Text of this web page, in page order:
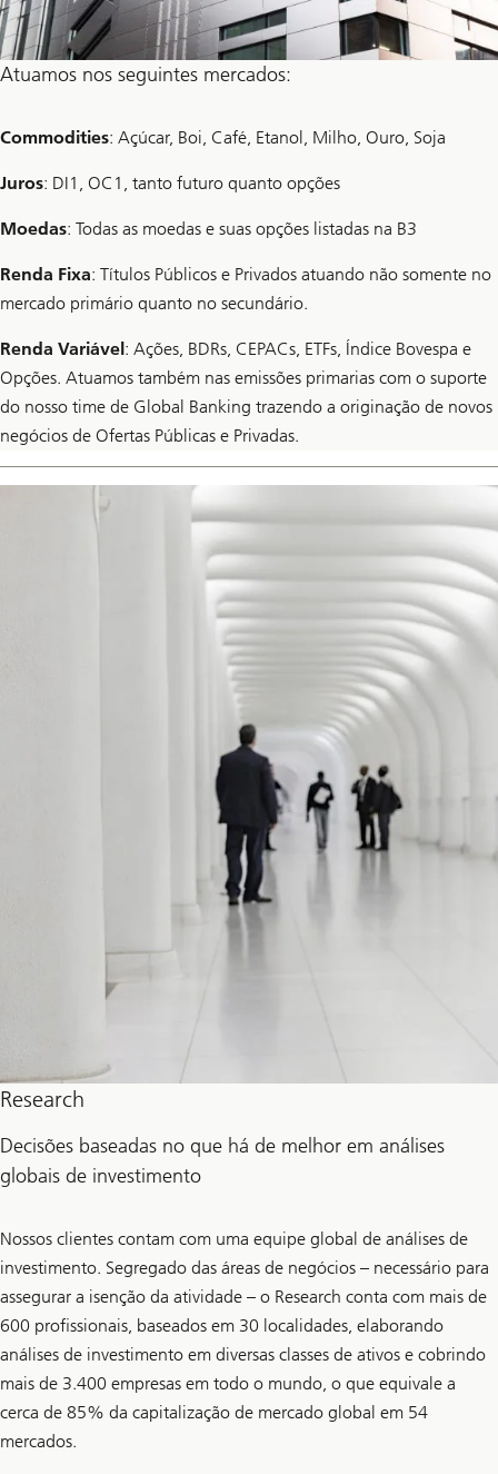
Atuamos nos seguintes mercados:
Commodities: Açúcar, Boi, Café, Etanol, Milho, Ouro, Soja
Juros: DI1, OC1, tanto futuro quanto opções
Moedas: Todas as moedas e suas opções listadas na B3
Renda Fixa: Títulos Públicos e Privados atuando não somente no
mercado primário quanto no secundário.
Renda Variável : Ações, BDRs, CEPACs, ETFs, Índice Bovespa e
Opções. Atuamos também nas emissões primarias com o suporte
do nosso time de Global Banking trazendo a originação de novos
negócios de Ofertas Públicas e Privadas.
Research
Decisões baseadas no que há de melhor em análises
globais de investimento
Nossos clientes contam com uma equipe global de análises de
investimento. Segregado das áreas de negócios – necessário para
assegurar a isenção da atividade – o Research conta com mais de
600 profissionais, baseados em 30 localidades, elaborando
análises de investimento em diversas classes de ativos e cobrindo
mais de 3.400 empresas em todo o mundo, o que equivale a
cerca de 85% da capitalização de mercado global em 54
mercados.